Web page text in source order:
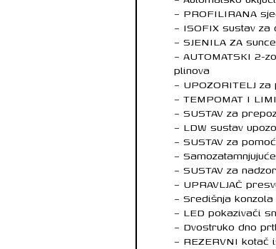
– PROFILIRANA
– ISOFIX sustav
– SJENILA ZA
– AUTOMATSKI 2-
plinova
– UPOZORITELJ
– TEMPOMAT I
– SUSTAV za
– LDW sustav
– SUSTAV za
–
– SUSTAV za
– UPRAVLJAČ
– Središnja
– LED pokazivači
– Dvostruko dno
– REZERVNI kotač